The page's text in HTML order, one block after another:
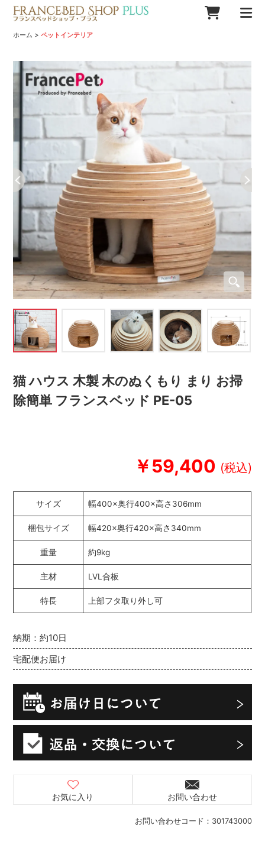
ホーム >ペットインテリア
猫 ハウス 木製 木のぬくもり まり お掃
除簡単 フランスベッド PE-05
￥59,400
お問い合わせコード： 301743000
納期：約10日
宅配便お届け
お気に入り お問い合わせ
サイズ 幅400×奥行400×高さ306mm
梱包サイズ 幅420×奥行420×高さ340mm
重量 約9kg
主材 LVL合板
特長 上部フタ取り外し可